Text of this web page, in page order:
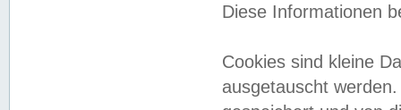
Diese Informationen
Cookies sind kleine
ausgetauscht